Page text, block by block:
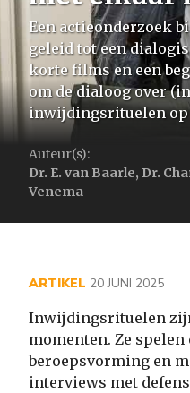
Een actieonderzoek
geleid tot een
korte films en een
om de dialoog over
inwijdingsrituelen op
Auteur(s):
Dr. E. van Baarle, Dr.
Venema
ARTIKEL 20 JUNI 2025
Inwijdingsrituelen
momenten. Ze
beroepsvorming en
interviews met